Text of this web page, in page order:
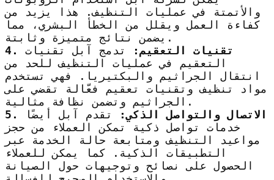
والأتمتة في عمليات التنظيف. هذا يزيد من
كفاءة العمل ويقلل من الخطأ البشري، مما
يضمن نتائج متميزة وثابتة.
4. تقنيات التعقيم:
تدمج آبل تقنيات
التعقيم في عمليات التنظيف للحد من
انتقال الجراثيم والبكتيريا. فهي تستخدم
مواد تنظيف وتقنيات تعقيم فعّالة تقضي على
الجراثيم وتضمن نظافة مثالية.
5. الاتصال والتواصل الذكي:
تقدم آبل أيضًا
خدمات تواصل ذكية تمكن العملاء من حجز
مواعيد التنظيف ومتابعة حالة الخدمة عبر
التطبيقات الذكية. كما يمكن للعملاء
الحصول على نصائح وتوجيهات حول الصيانة